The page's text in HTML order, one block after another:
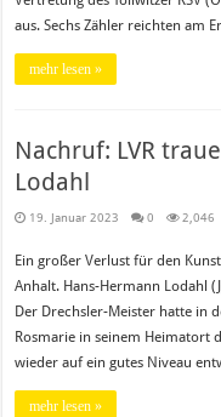
aus. Sechs Zähler reichten am
mehr lesen »
Nachruf: LVR
Lodahl
19. Januar 2023 0 2,046
Ein großer Verlust für den
Anhalt. Hans-Hermann Lodahl
Der Drechsler-Meister hatte in
Rosmarie in seinem Heimatort
wieder auf ein gutes Niveau
mehr lesen »